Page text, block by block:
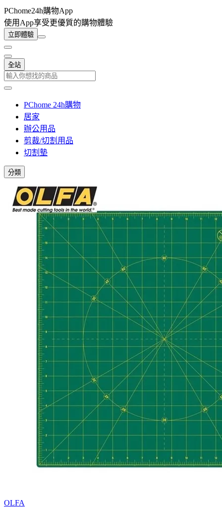
PChome24h購物App
使用App享受更優質的購物體驗
立即體驗
全站
PChome 24h購物
居家
辦公用品
剪裁/切割用品
切割墊
分類
OLFA